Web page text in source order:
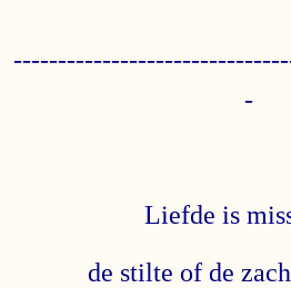
-
Liefde is
de stilte of de